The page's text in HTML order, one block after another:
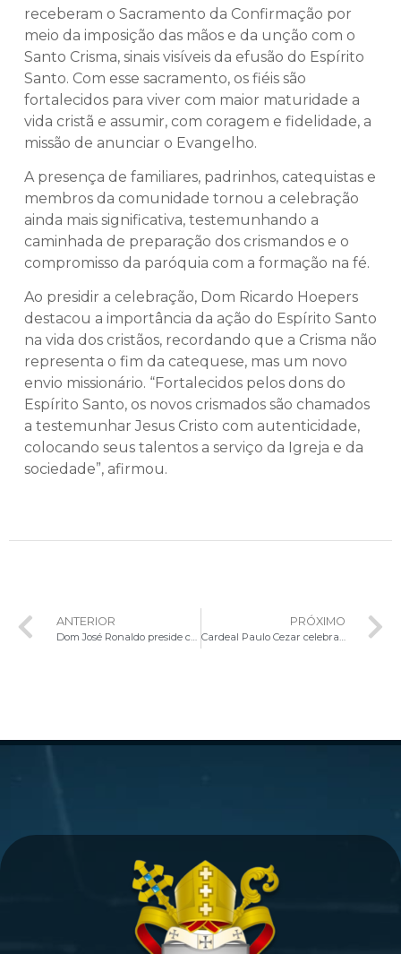
receberam o Sacramento da Confirmação por
meio da imposição das mãos e da unção com o
Santo Crisma, sinais visíveis da efusão do Espírito
Santo. Com esse sacramento, os fiéis são
fortalecidos para viver com maior maturidade a
vida cristã e assumir, com coragem e fidelidade, a
missão de anunciar o Evangelho.
A presença de familiares, padrinhos, catequistas e
membros da comunidade tornou a celebração
ainda mais significativa, testemunhando a
caminhada de preparação dos crismandos e o
compromisso da paróquia com a formação na fé.
Ao presidir a celebração, Dom Ricardo Hoepers
destacou a importância da ação do Espírito Santo
na vida dos cristãos, recordando que a Crisma não
representa o fim da catequese, mas um novo
envio missionário. “Fortalecidos pelos dons do
Espírito Santo, os novos crismados são chamados
a testemunhar Jesus Cristo com autenticidade,
colocando seus talentos a serviço da Igreja e da
sociedade”, afirmou.
ANTERIOR
Dom José Ronaldo preside celebração da Crisma de 35 fiéis na Paróquia Nossa Senhora da Conceição Aparecida
PRÓXIMO